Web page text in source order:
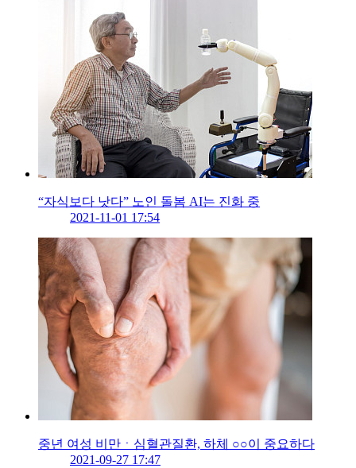
“자식보다 낫다” 노인 돌봄 AI는 진화 중
2021-11-01 17:54
중년 여성 비만ㆍ심혈관질환, 하체 ○○이 중요하다
2021-09-27 17:47